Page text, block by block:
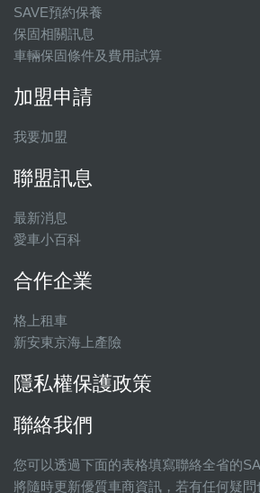
SAVE預約保養
保固相關訊息
車輛保固條件及費用試算
加盟申請
我要加盟
聯盟訊息
最新消息
愛車小百科
合作企業
格上租車
新安東京海上產險
隱私權保護政策
聯絡我們
您可以透過下面的表格填寫聯絡全省的
將隨時更新優質車商資訊，若有任何疑